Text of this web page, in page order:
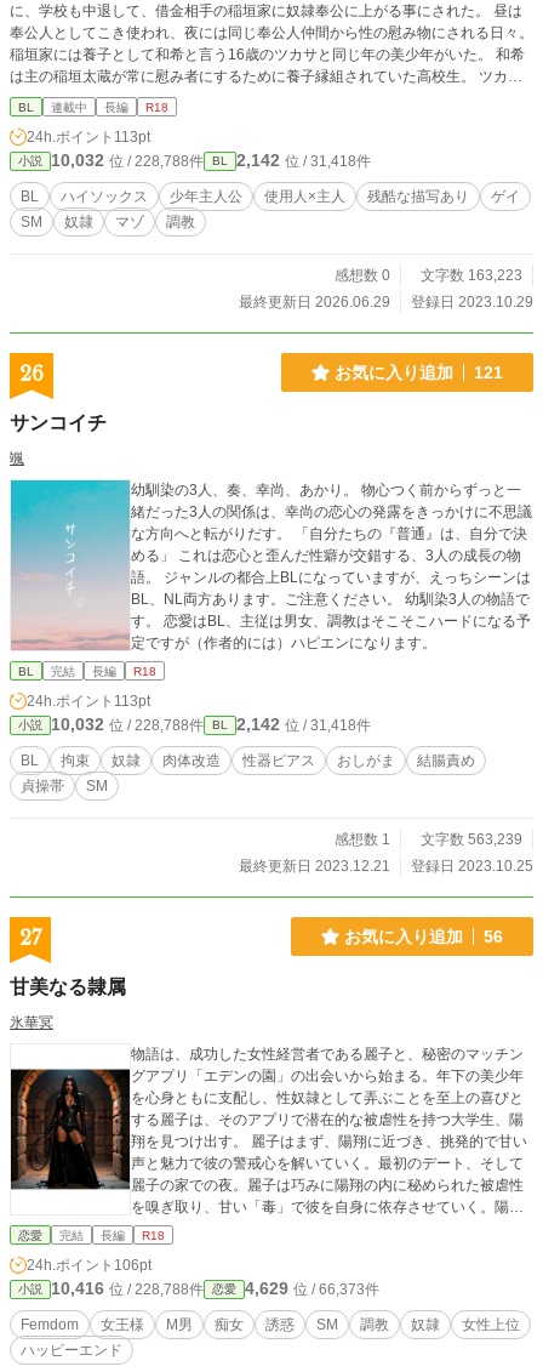
に、学校も中退して、借金相手の稲垣家に奴隷奉公に上がる事にされた。 昼は
奉公人としてこき使われ、夜には同じ奉公人仲間から性の慰み物にされる日々。
稲垣家には養子として和希と言う16歳のツカサと同じ年の美少年がいた。 和希
は主の稲垣太蔵が常に慰み者にするために養子縁組されていた高校生。 ツカサ
と和希は互いの哀しい境遇を慰めあい、やがて愛しあう様になる。 稲垣太蔵と
娘弥子。そして残忍な奉公人たちによって、二人は過酷なSM調教を受ける事に
なる。 長編では4作品め。 和希とツカサの調教される日々をツカサ目線で日記
形式で書いていきます。 文章の事は全く知らない素人なので色々な形式にチャ
レンジして学んでいきたいですね😺 僕の今までの作品はマゾ調教されるキャラ
達は皆、美少年なんですが、ツカサは童顔で平凡な顔立ちの男の子です。 和希
は美少年なんですけどね。 僕の作品は複数の少年たちが緊縛されて辱められな
公人時はシャツ、ショートパンツ、白ハイソックスにエプロン。 和希も稲垣家
では白シャツ、半ズボン、白ハイソックスです！😺
BL 連載中 長編 R18
24h.ポイント 113pt
小説 10,032 位 / 228,788件 BL 2,142 位 / 31,418件
BL ハイソックス 少年主人公 使用人×主人 残酷な描写あり
ゲイ
SM
奴隷 マゾ 調教
感想数 0
文字数 163,223
最終更新日 2026.06.29
登録日 2023.10.29
26 お気に入り追加 121
サンコイチ
颯
幼馴染の3人、奏、幸尚、あかり。 物心つく前からずっと一
緒だった3人の関係は、幸尚の恋心の発露をきっかけに不思議
な方向へと転がりだす。 「自分たちの『普通』は、自分で決
める」 これは恋心と歪んだ性癖が交錯する、3人の成長の物
語。 ジャンルの都合上BLになっていますが、えっちシーンは
BL、NL両方あります。ご注意ください。 幼馴染3人の物語で
す。 恋愛はBL、主従は男女、調教はそこそこハードになる予
定ですが（作者的には）ハピエンになります。
BL 完結 長編 R18
24h.ポイント 113pt
小説 10,032 位 / 228,788件 BL 2,142 位 / 31,418件
BL 拘束 奴隷 肉体改造 性器ピアス おしがま
結腸責め
貞操帯
SM
感想数 1
文字数 563,239
最終更新日 2023.12.21
登録日 2023.10.25
27 お気に入り追加 56
甘美なる隷属
氷華冥
物語は、成功した女性経営者である麗子と、秘密のマッチン
グアプリ「エデンの園」の出会いから始まる。年下の美少年
を心身ともに支配し、性奴隷として弄ぶことを至上の喜びと
する麗子は、そのアプリで潜在的な被虐性を持つ大学生、陽
翔を見つけ出す。 麗子はまず、陽翔に近づき、挑発的で甘い
声と魅力で彼の警戒心を解いていく。最初のデート、そして
麗子の家での夜。麗子は巧みに陽翔の内に秘められた被虐性
を嗅ぎ取り、甘い「毒」で彼を自身に依存させていく。陽翔
は、麗子に与えられる快楽に抗えず、無償の快楽は存在しな
し始めた頃、麗子は本性を現す。調教部屋で黒いレザーボン
デージ衣装に身を包んだ「ミストレス」として現れた麗子
は、陽翔を「お前」と呼び、「麗子様」と呼ばせる。逆らう
ことや不服な態度を見せれば、情け容赦ない鞭打ちが彼を襲
う。麗子は「私に逆らったらどうなるか、たっぷりお前の身
恋愛 完結 長編 R18
24h.ポイント 106pt
小説 10,416 位 / 228,788件 恋愛 4,629 位 / 66,373件
Femdom 女王様 M男 痴女 誘惑 SM 調教 奴隷
女性上位
ハッピーエンド